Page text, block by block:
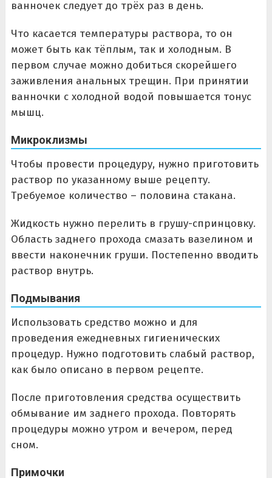
ванночек следует до трёх раз в день.
Что касается температуры раствора, то он
может быть как тёплым, так и холодным. В
первом случае можно добиться скорейшего
заживления анальных трещин. При принятии
ванночки с холодной водой повышается тонус
мышц.
Микроклизмы
Чтобы провести процедуру, нужно приготовить
раствор по указанному выше рецепту.
Требуемое количество – половина стакана.
Жидкость нужно перелить в грушу-спринцовку.
Область заднего прохода смазать вазелином и
ввести наконечник груши. Постепенно вводить
раствор внутрь.
Подмывания
Использовать средство можно и для
проведения ежедневных гигиенических
процедур. Нужно подготовить слабый раствор,
как было описано в первом рецепте.
После приготовления средства осуществить
обмывание им заднего прохода. Повторять
процедуры можно утром и вечером, перед
сном.
Примочки